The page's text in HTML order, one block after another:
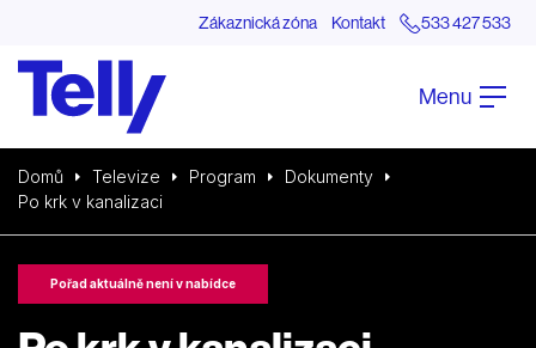
Zákaznická zóna Kontakt 533 427 533
Menu
Domů Televize Program
Dokumenty
Po krk v kanalizaci
Pořad aktuálně není v nabídce